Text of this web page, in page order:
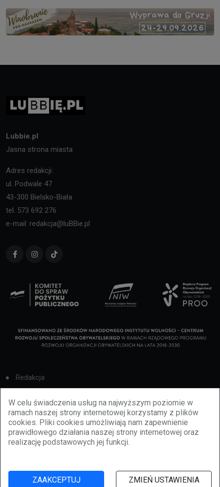
W celu świadczenia usług na najwyższym poziomie w
ramach naszej strony internetowej korzystamy z plików
cookies. Pliki cookies umożliwiają nam zapewnienie
prawidłowego działania naszej strony internetowej oraz
realizację podstawowych jej funkcji.
ZAAKCEPTUJ ZMIEŃ USTAWIENIA
Lubbie.pl
Jasna strona miasta
Adres redakcji:
ul. Podwale 47
43-300 Bielsko-Biała
tel. 573 692 276
e-mail: redakcja@luBBie.pl
Redakcja
Cookies
Reklama
BBiletomania